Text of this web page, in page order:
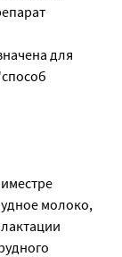
для
молоко,